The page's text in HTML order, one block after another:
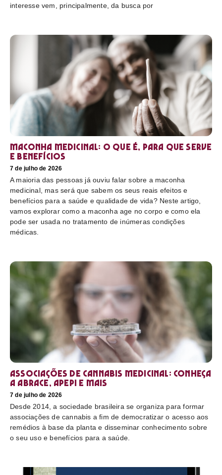
interesse vem, principalmente, da busca por
Maconha medicinal: O que é, para que serve
e benefícios
7 de julho de 2026
A maioria das pessoas já ouviu falar sobre a maconha
medicinal, mas será que sabem os seus reais efeitos e
benefícios para a saúde e qualidade de vida? Neste artigo,
vamos explorar como a maconha age no corpo e como ela
pode ser usada no tratamento de inúmeras condições
médicas.
Associações de cannabis medicinal: conheça
a Abrace, Apepi e mais
7 de julho de 2026
Desde 2014, a sociedade brasileira se organiza para formar
associações de cannabis a fim de democratizar o acesso aos
remédios à base da planta e disseminar conhecimento sobre
o seu uso e benefícios para a saúde.